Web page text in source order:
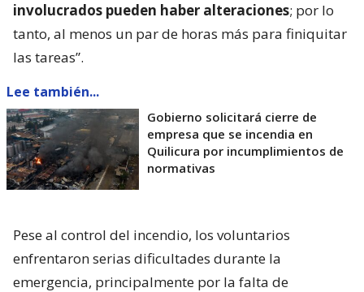
involucrados pueden haber alteraciones; por lo
tanto, al menos un par de horas más para finiquitar
las tareas”.
Lee también...
Gobierno solicitará cierre de
empresa que se incendia en
Quilicura por incumplimientos de
normativas
Pese al control del incendio, los voluntarios
enfrentaron serias dificultades durante la
emergencia, principalmente por la falta de